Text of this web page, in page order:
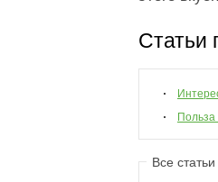
Статьи
Польза
Все